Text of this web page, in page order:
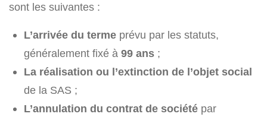
sont les suivantes :
L’arrivée du terme prévu par les statuts,
généralement fixé à 99 ans ;
La réalisation ou l’extinction de l’objet social
de la SAS ;
L’annulation du contrat de société par